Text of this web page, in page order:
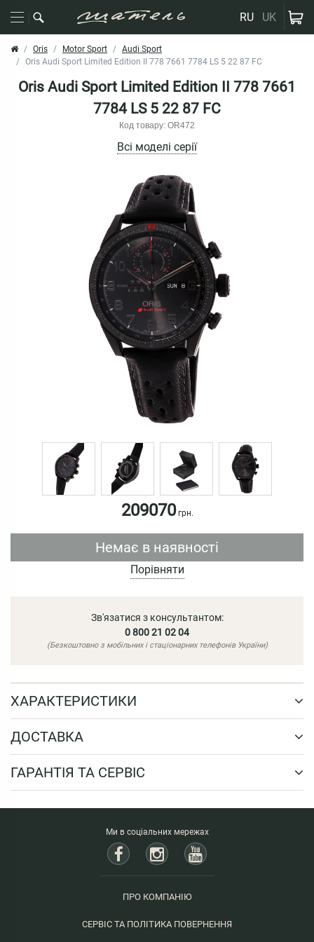
RU UK
Oris Motor Sport
Audi Sport
Oris Audi Sport Limited Edition II 778 7661 7784 LS 5 22 87 FC
Oris Audi Sport Limited Edition II 778 7661
7784 LS 5 22 87 FC
Код товару: OR472
Всі моделі серії
209070грн.
Немає в наявності
Порівняти
Зв'язатися з консультантом:
0 800 21 02 04
(Безкоштовно з мобільних і стаціонарних телефонів України)
ХАРАКТЕРИСТИКИ
ДОСТАВКА
ГАРАНТІЯ ТА СЕРВІС
Ми в соціальних мережах
ПРО КОМПАНІЮ
СЕРВІС ТА ПОЛІТИКА ПОВЕРНЕННЯ